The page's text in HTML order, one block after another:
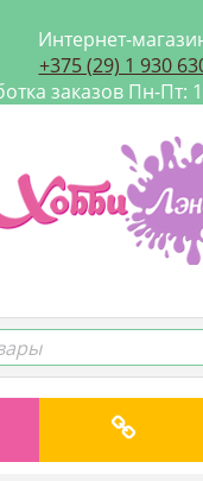
Интернет-
+375 (29) 1 930
заказов Пн-Пт: